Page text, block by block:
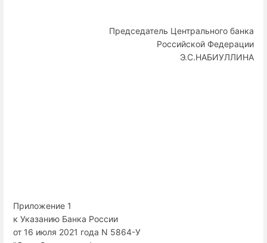
Председатель Центрального банка
Российской Федерации
Э.С.НАБИУЛЛИНА
Приложение 1
к Указанию Банка России
от 16 июля 2021 года N 5864-У